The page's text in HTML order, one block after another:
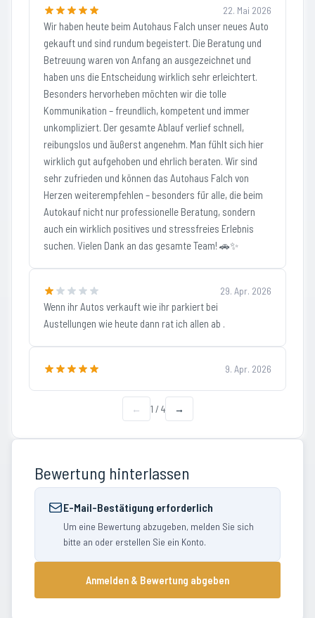
22. Mai 2026
Wir haben heute beim Autohaus Falch unser neues Auto
gekauft und sind rundum begeistert. Die Beratung und
Betreuung waren von Anfang an ausgezeichnet und
haben uns die Entscheidung wirklich sehr erleichtert.
Besonders hervorheben möchten wir die tolle
Kommunikation – freundlich, kompetent und immer
unkompliziert. Der gesamte Ablauf verlief schnell,
reibungslos und äußerst angenehm. Man fühlt sich hier
wirklich gut aufgehoben und ehrlich beraten. Wir sind
sehr zufrieden und können das Autohaus Falch von
Herzen weiterempfehlen – besonders für alle, die beim
Autokauf nicht nur professionelle Beratung, sondern
auch ein wirklich positives und stressfreies Erlebnis
suchen. Vielen Dank an das gesamte Team! 🚗✨
29. Apr. 2026
Wenn ihr Autos verkauft wie ihr parkiert bei
Austellungen wie heute dann rat ich allen ab .
9. Apr. 2026
← 1 / 4 →
Bewertung hinterlassen
E-Mail-Bestätigung erforderlich
Um eine Bewertung abzugeben, melden Sie sich
bitte an oder erstellen Sie ein Konto.
Anmelden & Bewertung abgeben